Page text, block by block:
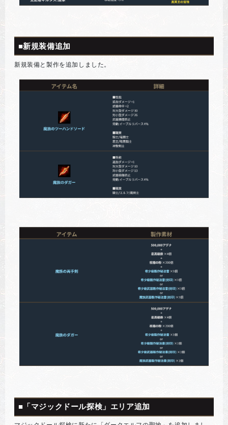
■新規装備追加
新規装備と製作を追加しました。
■「マジックドール探検」エリア追加